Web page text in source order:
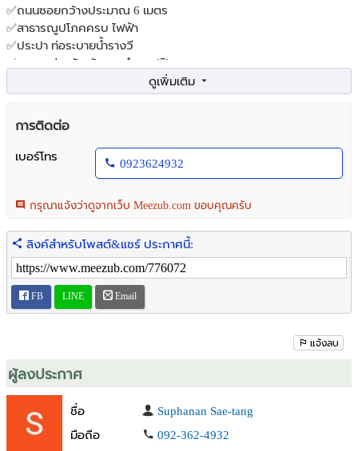
✅ถนนซอยกว้างประมาณ 6 เมตร
✅สาธารณูปโภคครบ ไฟฟ้า
✅ประปา ท่อระบายน้ำรางวี
✅เหมาะอยู่อาศัย ค้าขาย ทำออฟฟิศ
✅เข้าซอยเพียง 70 เมตร
✅จอดรถได้ 2 คัน
🏠รายละเอียดภายในอาคาร
ชั้น1 - มีออฟฟิศ ห้องครัว ห้องน้ำ
ตากผ้า พื้นที่เพาะปลูกเล็กน้อย
ชั้น3 - มี2ห้องนอน 1ห้องน้ำ
ชั้น4 - 1ห้องนอน
ชั้น5 - ดาดฟ้า
โทร: 0923624932 (จิ๊บ)
Line ID No.: 0923624932
การติดต่อ
เบอร์โทร
0923624932
กรุณาแจ้งว่าดูจากเว็บ Meezub.com ขอบคุณครับ
ลิงค์สำหรับโพสต์&แชร์ ประกาศนี้:
FB LINE Email
แจ้งลบ
ผู้ลงประกาศ
ชื่อ
Suphanan Sae-tang
มือถือ
092-362-4932